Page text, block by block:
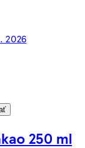
2026
250 ml